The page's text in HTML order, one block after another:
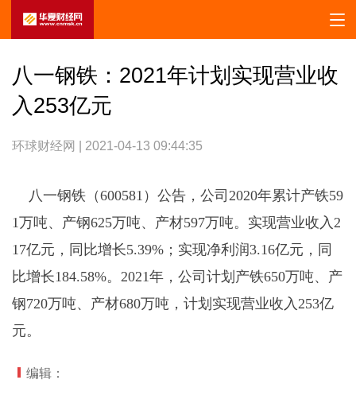
八一钢铁：2021年计划实现营业收
入253亿元
环球财经网 | 2021-04-13 09:44:35
八一钢铁（600581）公告，公司2020年累计产铁59
1万吨、产钢625万吨、产材597万吨。实现营业收入2
17亿元，同比增长5.39%；实现净利润3.16亿元，同
比增长184.58%。2021年，公司计划产铁650万吨、产
钢720万吨、产材680万吨，计划实现营业收入253亿
元。
编辑：